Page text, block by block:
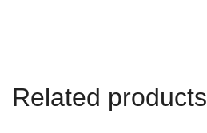
Related products